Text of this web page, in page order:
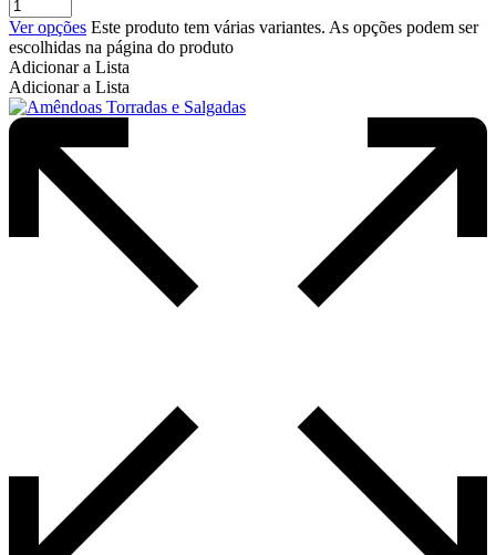
Ver opções Este produto tem várias variantes. As opções podem ser
escolhidas na página do produto
Adicionar a Lista
Adicionar a Lista